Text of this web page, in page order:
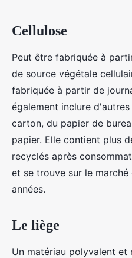
Cellulose
Peut être fabriquée à
de source végétale
fabriquée à partir de
également inclure
carton, du papier de
papier. Elle contient plus
recyclés après
et se trouve sur le
années.
Le liège
Un matériau polyvalent et